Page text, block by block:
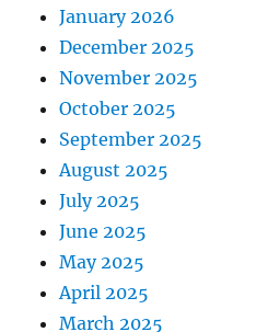
January 2026
December 2025
November 2025
October 2025
September 2025
August 2025
July 2025
June 2025
May 2025
April 2025
March 2025